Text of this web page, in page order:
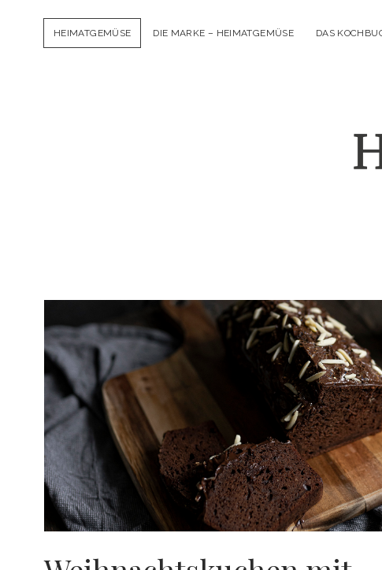
HEIMATGEMÜSE DIE MARKE – HEIMATGEMÜSE DAS
Heimatgemüse
Beiträge